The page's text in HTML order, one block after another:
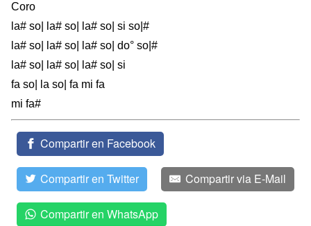
Coro
la# so| la# so| la# so| si so|#
la# so| la# so| la# so| do° so|#
la# so| la# so| la# so| si
fa so| la so| fa mi fa
mi fa#
Compartir en Facebook
Compartir en Twitter Compartir via E-Mail
Compartir en WhatsApp